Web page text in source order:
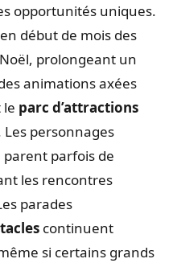
opportunités uniques.
début de mois des
prolongeant un
animations axées
le parc d’attractions
personnages
parent parfois de
les rencontres
parades
continuent
si certains grands